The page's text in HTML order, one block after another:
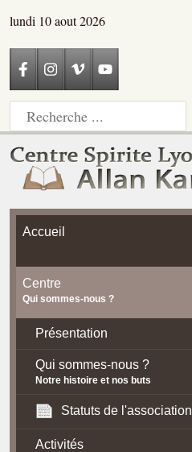
lundi 10 aout 2026
Accueil
Centre
Qui sommes-nous ?
Présentation
Qui sommes-nous ?
Notre histoire et nos buts
Statuts de l'association
Activités